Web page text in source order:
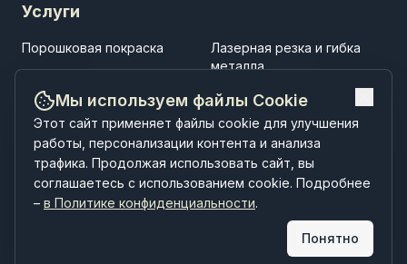
Услуги
Порошковая покраска
Лазерная резка и гибка
металла
Установка заборов
Установка ворот
Установка навесов
Строительство
малоэтажных зданий
Мы используем файлы Cookie
Этот сайт применяет файлы cookie для улучшения
работы, персонализации контента и анализа
трафика. Продолжая использовать сайт, вы
соглашаетесь с использованием cookie. Подробнее
– в Политике конфиденциальности.
Понятно